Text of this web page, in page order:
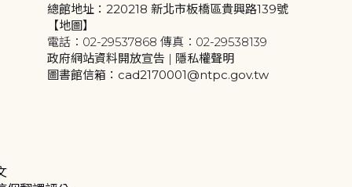
總館地址：220218 新北市板橋區貴興路139號
【地圖】
電話：02-29537868 傳真：02-29538139
政府網站資料開放宣告 | 隱私權聲明
圖書館信箱：cad2170001@ntpc.gov.tw